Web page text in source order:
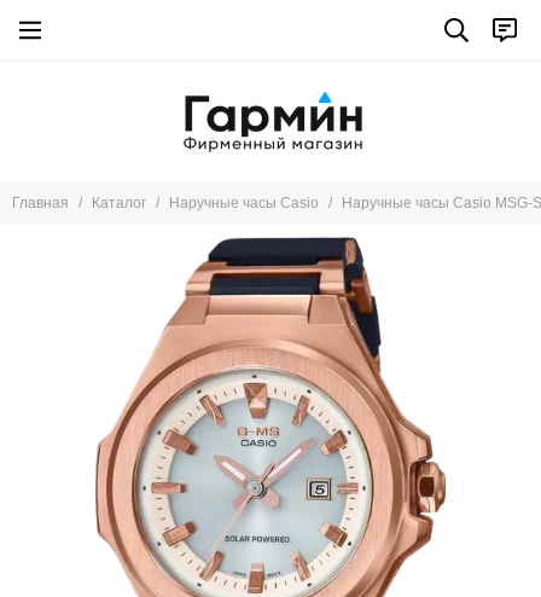
Главная Каталог Наручные часы Casio Наручные часы Casio MSG-